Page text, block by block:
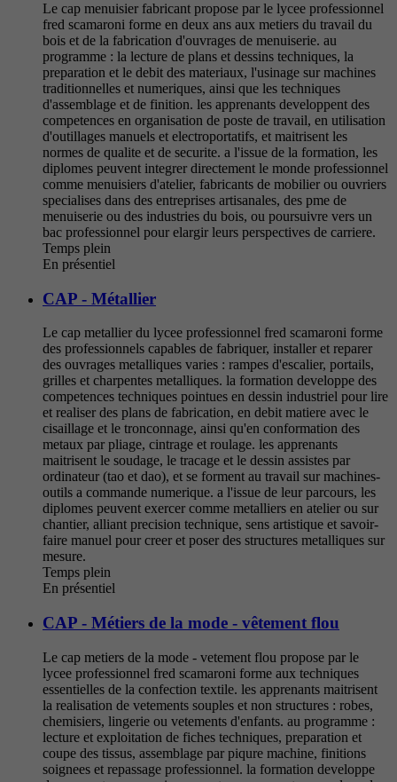
Le cap menuisier fabricant propose par le lycee professionnel
fred scamaroni forme en deux ans aux metiers du travail du
bois et de la fabrication d'ouvrages de menuiserie. au
programme : la lecture de plans et dessins techniques, la
preparation et le debit des materiaux, l'usinage sur machines
traditionnelles et numeriques, ainsi que les techniques
d'assemblage et de finition. les apprenants developpent des
competences en organisation de poste de travail, en utilisation
d'outillages manuels et electroportatifs, et maitrisent les
normes de qualite et de securite. a l'issue de la formation, les
diplomes peuvent integrer directement le monde professionnel
comme menuisiers d'atelier, fabricants de mobilier ou ouvriers
specialises dans des entreprises artisanales, des pme de
menuiserie ou des industries du bois, ou poursuivre vers un
bac professionnel pour elargir leurs perspectives de carriere.
Temps plein
En présentiel
CAP - Métallier
Le cap metallier du lycee professionnel fred scamaroni forme
des professionnels capables de fabriquer, installer et reparer
des ouvrages metalliques varies : rampes d'escalier, portails,
grilles et charpentes metalliques. la formation developpe des
competences techniques pointues en dessin industriel pour lire
et realiser des plans de fabrication, en debit matiere avec le
cisaillage et le tronconnage, ainsi qu'en conformation des
metaux par pliage, cintrage et roulage. les apprenants
maitrisent le soudage, le tracage et le dessin assistes par
ordinateur (tao et dao), et se forment au travail sur machines-
outils a commande numerique. a l'issue de leur parcours, les
diplomes peuvent exercer comme metalliers en atelier ou sur
chantier, alliant precision technique, sens artistique et savoir-
faire manuel pour creer et poser des structures metalliques sur
mesure.
Temps plein
En présentiel
CAP - Métiers de la mode - vêtement flou
Le cap metiers de la mode - vetement flou propose par le
lycee professionnel fred scamaroni forme aux techniques
essentielles de la confection textile. les apprenants maitrisent
la realisation de vetements souples et non structures : robes,
chemisiers, lingerie ou vetements d'enfants. au programme :
lecture et exploitation de fiches techniques, preparation et
coupe des tissus, assemblage par piqure machine, finitions
soignees et repassage professionnel. la formation developpe